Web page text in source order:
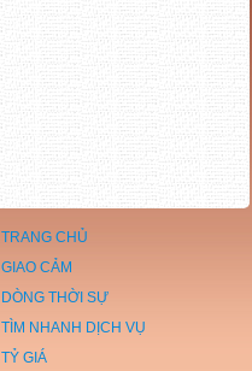
TRANG CHỦ
GIAO CẢM
DÒNG THỜI SỰ
TÌM NHANH DỊCH VỤ
TỶ GIÁ